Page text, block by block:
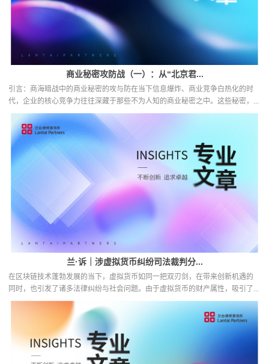
商业秘密攻防战（一）：从“北京君...
引言：商海暗战中的商业秘密的攻与防在当下信息爆炸、商业竞争白热化的时
代，企业的核心竞争力往往深藏于那些不为人知的商业秘密之中。这些秘密，...
兰·诉｜涉虚拟货币纠纷司法裁判分...
在区块链技术蓬勃发展的当下，虚拟货币如同一把双刃剑，在带来创新机遇的
同时，也引发了诸多法律纠纷与社会问题。由于虚拟货币的财产属性，吸引了...